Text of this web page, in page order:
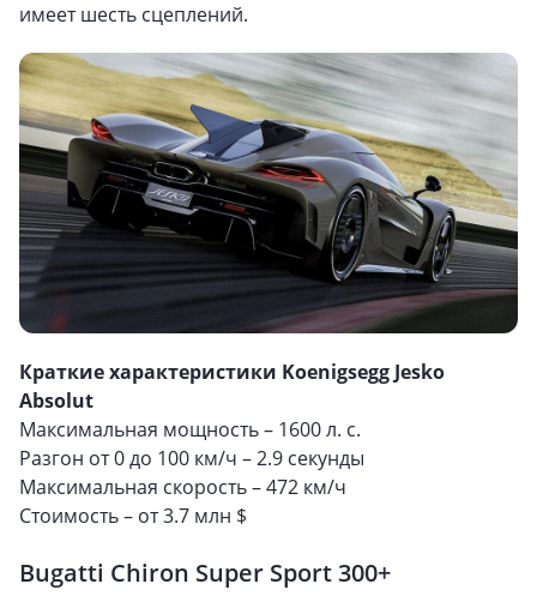
имеет шесть сцеплений.
Краткие характеристики Koenigsegg Jesko
Absolut
Максимальная мощность – 1600 л. с.
Разгон от 0 до 100 км/ч – 2.9 секунды
Максимальная скорость – 472 км/ч
Стоимость – от 3.7 млн $
Bugatti Chiron Super Sport 300+